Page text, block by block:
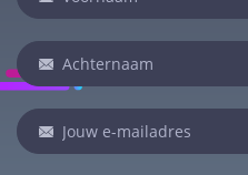
je
een
mens
bent,
laat